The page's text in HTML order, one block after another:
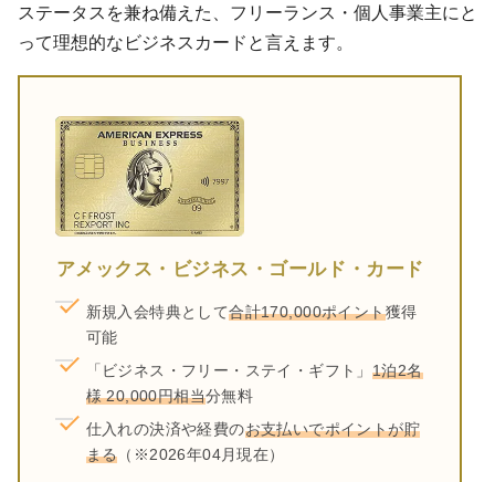
ステータスを兼ね備えた、フリーランス・個人事業主にと
って理想的なビジネスカードと言えます。
アメックス・ビジネス・ゴールド・カード
新規入会特典として合計170,000ポイント獲得
可能
「ビジネス・フリー・ステイ・ギフト」 1泊2名
様 20,000円相当分無料
仕入れの決済や経費のお支払いでポイントが貯
まる （※2026年04月現在）